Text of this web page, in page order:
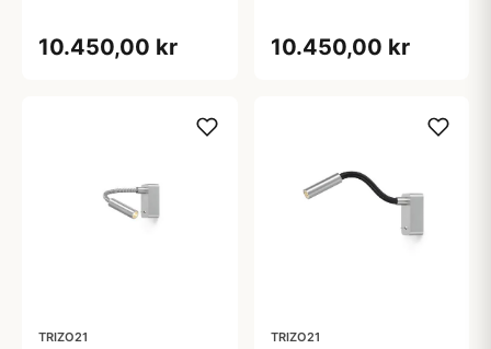
10.450,00 kr 10.450,00 kr
TRIZO21 TRIZO21